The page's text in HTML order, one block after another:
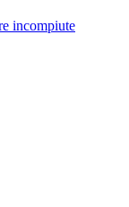
incompiute